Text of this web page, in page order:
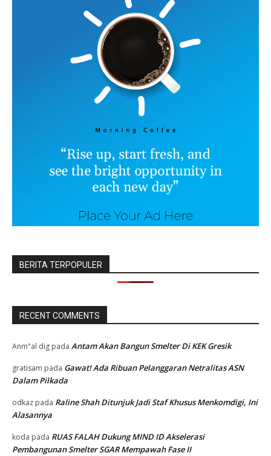
BERITA TERPOPULER
RECENT COMMENTS
Anm"al dig pada Antam Akan Bangun Smelter Di KEK Gresik
gratisam pada Gawat! Ada Ribuan Pelanggaran Netralitas ASN
Dalam Pilkada
odkaz pada Raline Shah Ditunjuk Jadi Staf Khusus Menkomdigi, Ini
Alasannya
koda pada RUAS FALAH Dukung MIND ID Akselerasi
Pembangunan Smelter SGAR Mempawah Fase II